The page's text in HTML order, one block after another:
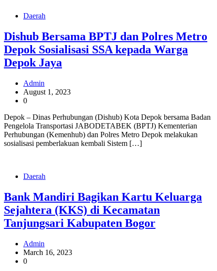
Daerah
Dishub Bersama BPTJ dan Polres Metro
Depok Sosialisasi SSA kepada Warga
Depok Jaya
Admin
August 1, 2023
0
Depok – Dinas Perhubungan (Dishub) Kota Depok bersama Badan
Pengelola Transportasi JABODETABEK (BPTJ) Kementerian
Perhubungan (Kemenhub) dan Polres Metro Depok melakukan
sosialisasi pemberlakuan kembali Sistem […]
Daerah
Bank Mandiri Bagikan Kartu Keluarga
Sejahtera (KKS) di Kecamatan
Tanjungsari Kabupaten Bogor
Admin
March 16, 2023
0